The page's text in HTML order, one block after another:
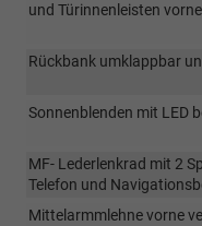
und Türinnenleisten
Rückbank umklappbar
Sonnenblenden mit LED
MF- Lederlenkrad mit 2
Telefon und
Mittelarmmlehne vorne